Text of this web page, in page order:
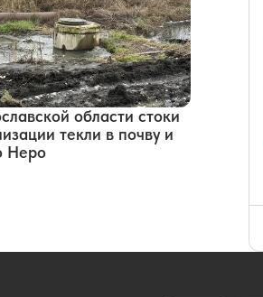
области стоки
текли в почву и
Неро